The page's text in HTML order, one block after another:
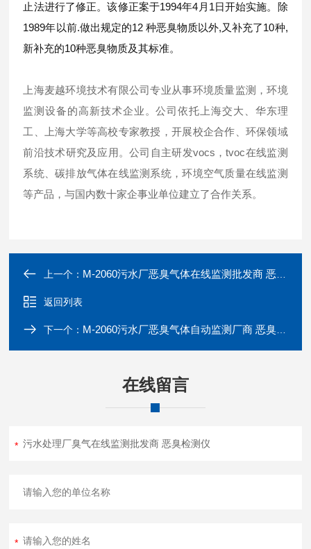
止法进行了修正。该修正案于1994年4月1日开始实施。除
1989年以前.做出规定的12 种恶臭物质以外,又补充了10种,
新补充的10种恶臭物质及其标准。
上海麦越环境技术有限公司专业从事环境质量监测，环境
监测设备的高新技术企业。公司依托上海交大、华东理
工、上海大学等高校专家教授，开展校企合作、环保领域
前沿技术研究及应用。公司自主研发vocs，tvoc在线监测
系统、碳排放气体在线监测系统，环境空气质量在线监测
等产品，与国内数十家企事业单位建立了合作关系。
上一个： M-2060污水厂恶臭气体在线监测批发商 恶臭检测仪
返回列表
下一个： M-2060污水厂恶臭气体自动监测厂商 恶臭检测仪
在线留言